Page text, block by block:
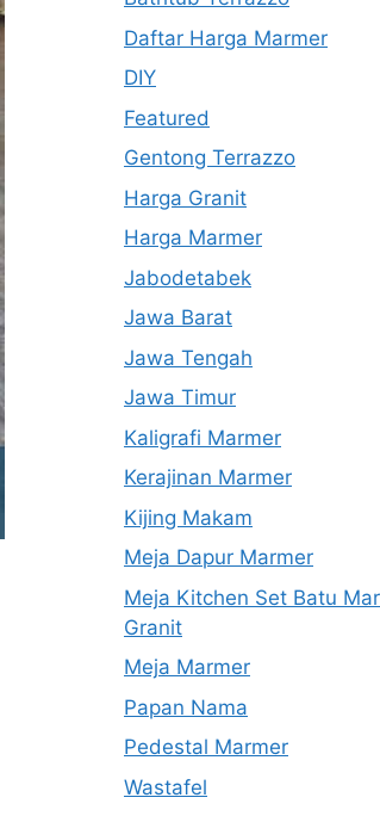
Daftar Harga Marmer
DIY
Featured
Gentong Terrazzo
Harga Granit
Harga Marmer
Jabodetabek
Jawa Barat
Jawa Tengah
Jawa Timur
Kaligrafi Marmer
Kerajinan Marmer
Kijing Makam
Meja Dapur Marmer
Meja Kitchen Set Batu
Granit
Meja Marmer
Papan Nama
Pedestal Marmer
Wastafel